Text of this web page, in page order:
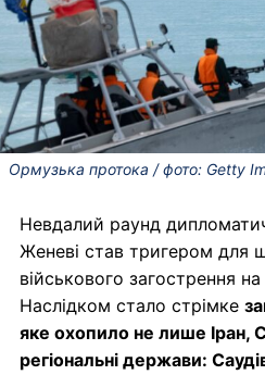
Ормузька протока / фото: Getty
Невдалий раунд
Женеві став тригером для
військового загострення
Наслідком стало стрімке
яке охопило не лише Іран,
регіональні держави: